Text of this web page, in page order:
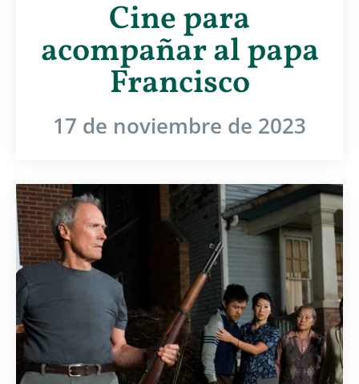
Cine para
acompañar al papa
Francisco
17 de noviembre de 2023